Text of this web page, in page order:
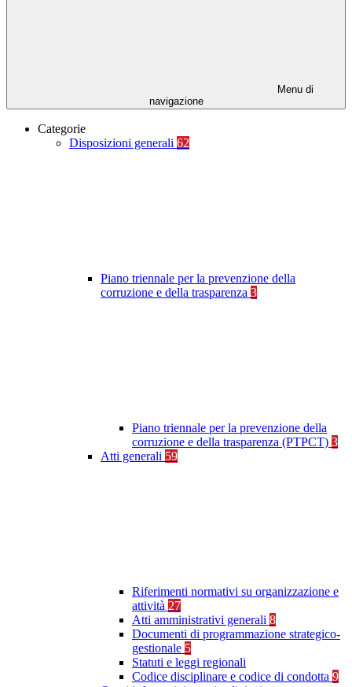
Menu di
navigazione
Categorie
Disposizioni generali 62
Piano triennale per la prevenzione della
corruzione e della trasparenza 3
Piano triennale per la prevenzione della
corruzione e della trasparenza (PTPCT) 3
Atti generali 59
Riferimenti normativi su organizzazione e
attività 27
Atti amministrativi generali 8
Documenti di programmazione strategico-
gestionale 5
Statuti e leggi regionali
Codice disciplinare e codice di condotta 9